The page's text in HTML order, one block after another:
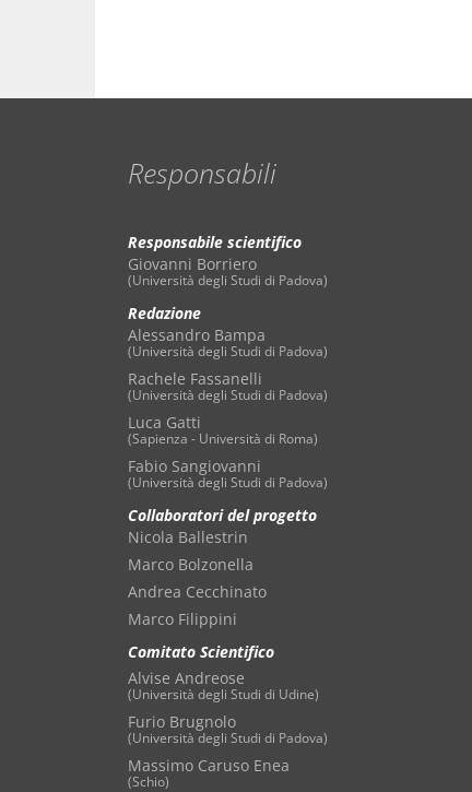
Responsabili
Responsabile scientifico
Giovanni Borriero
(Università degli Studi di Padova)
Redazione
Alessandro Bampa
(Università degli Studi di Padova)
Rachele Fassanelli
(Università degli Studi di Padova)
Luca Gatti
(Sapienza - Università di Roma)
Fabio Sangiovanni
(Università degli Studi di Padova)
Collaboratori del progetto
Nicola Ballestrin
Marco Bolzonella
Andrea Cecchinato
Marco Filippini
Comitato Scientifico
Alvise Andreose
(Università degli Studi di Udine)
Furio Brugnolo
(Università degli Studi di Padova)
Massimo Caruso Enea
(Schio)